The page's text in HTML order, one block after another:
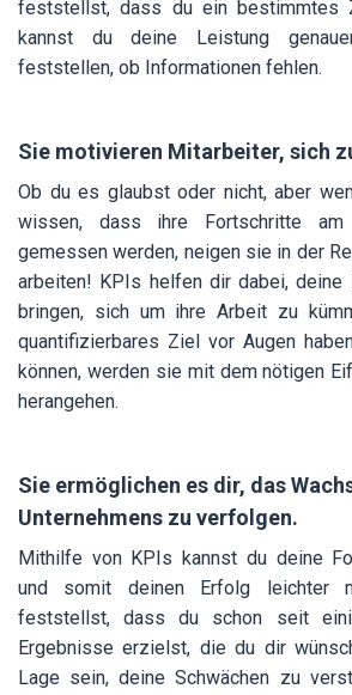
feststellst, dass du ein bestimmtes
kannst du deine Leistung
feststellen, ob Informationen fehlen.
Sie motivieren Mitarbeiter, sich
Ob du es glaubst oder nicht, aber
wissen, dass ihre Fortschritte
gemessen werden, neigen sie in der
arbeiten! KPIs helfen dir dabei, deine
bringen, sich um ihre Arbeit zu
quantifizierbares Ziel vor Augen
können, werden sie mit dem nötigen
herangehen.
Sie ermöglichen es dir, das
Unternehmens zu verfolgen.
Mithilfe von KPIs kannst du deine
und somit deinen Erfolg leichter
feststellst, dass du schon seit
Ergebnisse erzielst, die du dir
Lage sein, deine Schwächen zu